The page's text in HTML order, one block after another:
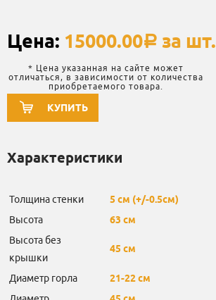
Цена: 15000.00a за шт.
* Цена указанная на сайте может
отличаться, в зависимости от количества
приобретаемого товара.
КУПИТЬ
Характеристики
Толщина стенки
5 см (+/-0.5см)
Высота
63 см
Высота без
крышки
45 см
Диаметр горла
21-22 см